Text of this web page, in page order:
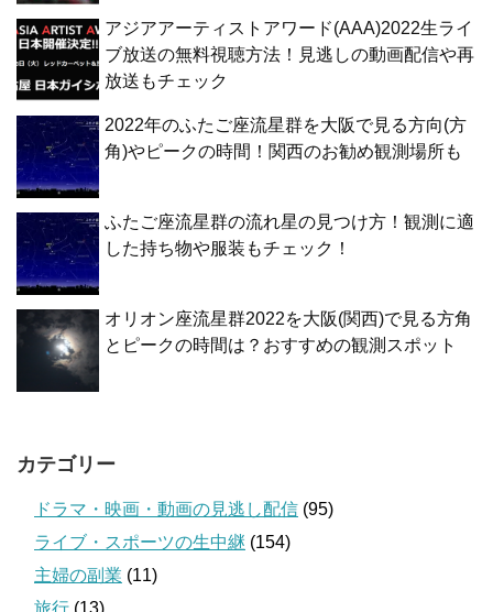
アジアアーティストアワード(AAA)2022生ライ
ブ放送の無料視聴方法！見逃しの動画配信や再
放送もチェック
2022年のふたご座流星群を大阪で見る方向(方
角)やピークの時間！関西のお勧め観測場所も
ふたご座流星群の流れ星の見つけ方！観測に適
した持ち物や服装もチェック！
オリオン座流星群2022を大阪(関西)で見る方角
とピークの時間は？おすすめの観測スポット
カテゴリー
ドラマ・映画・動画の見逃し配信 (95)
ライブ・スポーツの生中継 (154)
主婦の副業 (11)
旅行 (13)